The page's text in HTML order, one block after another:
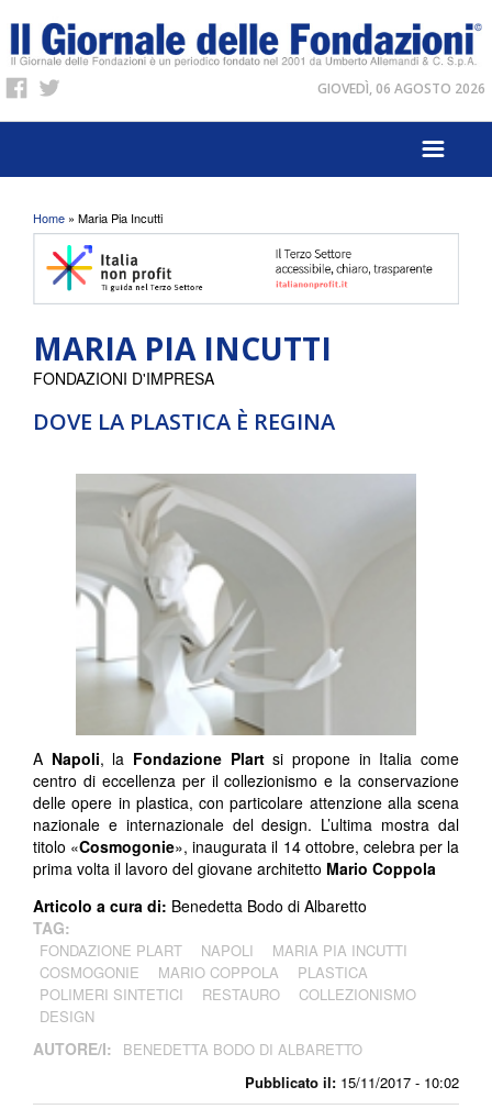
GIOVEDÌ, 06 AGOSTO 2026
Tu sei qui
Home » Maria Pia Incutti
MARIA PIA INCUTTI
DOVE LA PLASTICA È REGINA
Pubblicato il: 15/11/2017 - 10:02
FONDAZIONI D'IMPRESA
A Napoli, la Fondazione Plartsi propone in Italia come
centro di eccellenza per il collezionismo e la conservazione
delle opere in plastica, con particolare attenzione alla scena
nazionale e internazionale del design. L’ultima mostra dal
titolo «Cosmogonie», inaugurata il 14 ottobre, celebra per la
prima volta il lavoro del giovane architetto Mario Coppola
Articolo a cura di: Benedetta Bodo di Albaretto
TAG:
FONDAZIONE PLART NAPOLI
MARIA PIA INCUTTI
COSMOGONIE
MARIO COPPOLA
PLASTICA
POLIMERI SINTETICI
RESTAURO
COLLEZIONISMO
DESIGN
AUTORE/I: BENEDETTA BODO DI ALBARETTO